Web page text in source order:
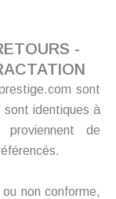
-
sont
identiques à
de
non conforme,